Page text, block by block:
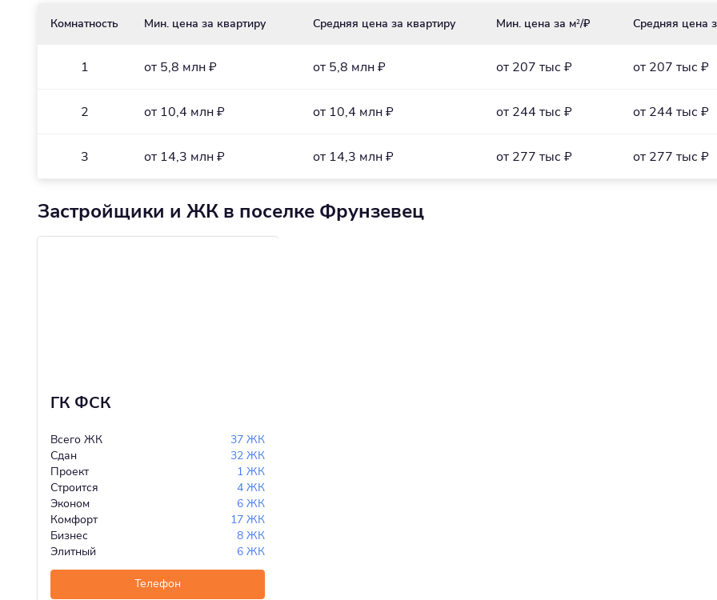
Комнатность Мин. цена за квартиру Средняя цена за квартиру Мин. цена за м2/₽ Средняя цена
1 от 5,8 млн ₽ от 5,8 млн ₽ от 207 тыс ₽ от 207 тыс ₽
2 от 10,4 млн ₽ от 10,4 млн ₽ от 244 тыс ₽ от 244 тыс ₽
3 от 14,3 млн ₽ от 14,3 млн ₽ от 277 тыс ₽ от 277 тыс ₽
Застройщики и ЖК в поселке Фрунзевец
ГК ФСК
Всего ЖК
37 ЖК
Сдан
32 ЖК
Проект
1 ЖК
Строится
4 ЖК
Эконом
6 ЖК
Комфорт
17 ЖК
Бизнес
8 ЖК
Элитный
6 ЖК
Телефон